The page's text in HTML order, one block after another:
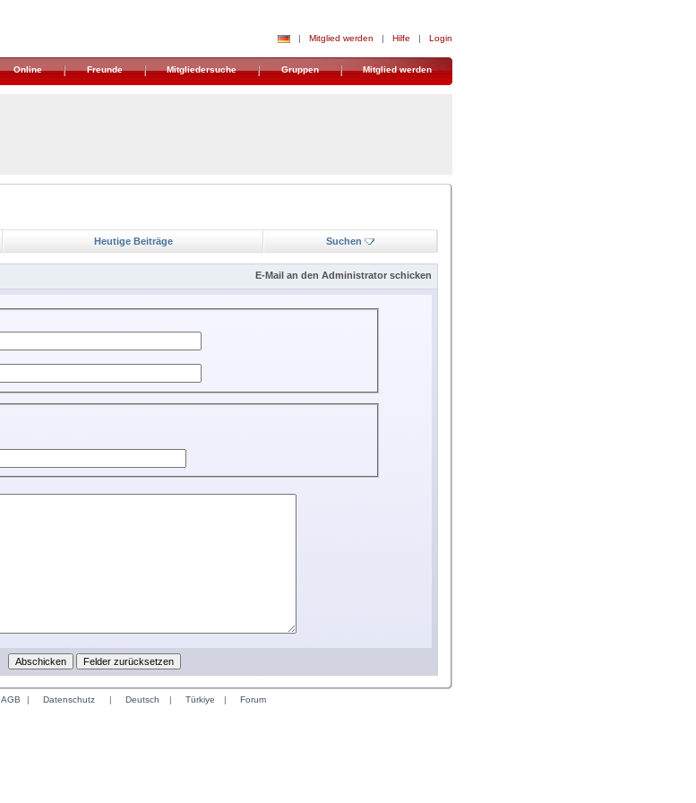
| Mitglied werden | Hilfe | Login
Online Freunde Mitgliedersuche Gruppen Mitglied werden
Heutige Beiträge Suchen
E-Mail an den Administrator schicken
AGB | Datenschutz | Deutsch | Türkiye | Forum